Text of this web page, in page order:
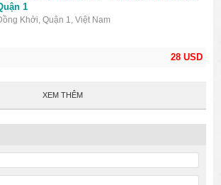
28 USD
1
Khởi, Quận 1, Việt Nam
XEM THÊM